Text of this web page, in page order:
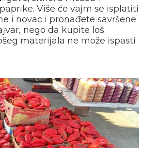
Više će vajm se isplatiti
i novac i pronađete savršene
nego da kupite loš
materijala ne može ispasti